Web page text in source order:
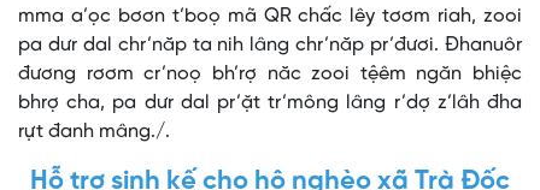
mma a’ọc bơơn t’boọ mã QR chấc lêy tơơm riah, zooi
pa dưr dal chr’năp ta nih lâng chr’năp pr’đươi. Đhanuôr
đương rơơm cr’noọ bh’rợ năc zooi tệêm ngăn bhiệc
bhrợ cha, pa dưr dal pr’ặt tr’mông lâng r’dợ z’lâh đha
rựt đanh mâng./.
Hỗ trợ sinh kế cho hộ nghèo xã Trà Đốc